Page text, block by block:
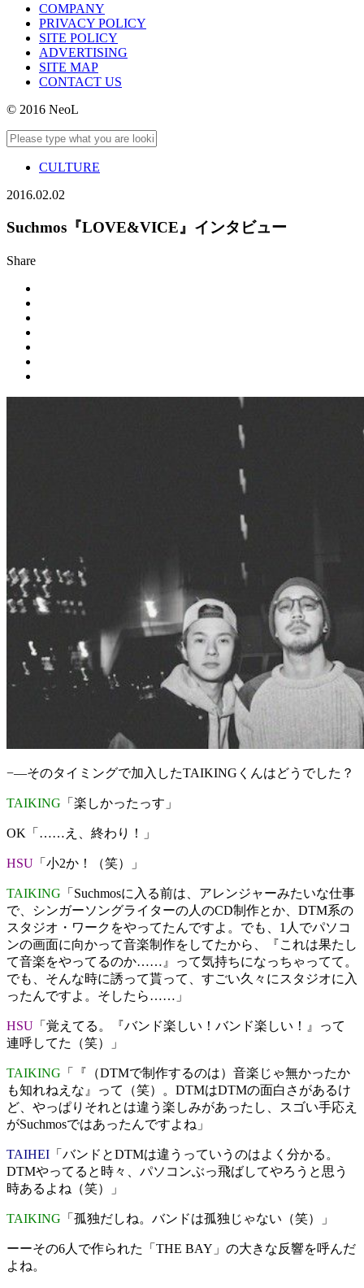
COMPANY
PRIVACY POLICY
SITE POLICY
ADVERTISING
SITE MAP
CONTACT US
© 2016 NeoL
CULTURE
2016.02.02
Suchmos『LOVE&VICE』インタビュー
Share
−—そのタイミングで加入したTAIKINGくんはどうでした？
TAIKING 「楽しかったっす」
OK 「……え、終わり！」
HSU 「小2か！（笑）」
TAIKING 「Suchmosに入る前は、アレンジャーみたいな仕事
で、シンガーソングライターの人のCD制作とか、DTM系の
スタジオ・ワークをやってたんですよ。でも、1人でパソコ
ンの画面に向かって音楽制作をしてたから、『これは果たし
て音楽をやってるのか……』って気持ちになっちゃってて。
でも、そんな時に誘って貰って、すごい久々にスタジオに入
ったんですよ。そしたら……」
HSU 「覚えてる。『バンド楽しい！バンド楽しい！』って
連呼してた（笑）」
TAIKING 「『（DTMで制作するのは）音楽じゃ無かったか
も知れねえな』って（笑）。DTMはDTMの面白さがあるけ
ど、やっぱりそれとは違う楽しみがあったし、スゴい手応え
がSuchmosではあったんですよね」
TAIHEI 「バンドとDTMは違うっていうのはよく分かる。
DTMやってると時々、パソコンぶっ飛ばしてやろうと思う
時あるよね（笑）」
TAIKING 「孤独だしね。バンドは孤独じゃない（笑）」
ーーその6人で作られた「THE BAY」の大きな反響を呼んだ
よね。